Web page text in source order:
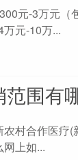
元-3万元（
元-10万...
围有
村合作医疗(
上如...